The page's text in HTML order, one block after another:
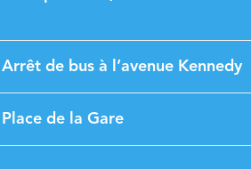
de bus à l’avenue Kennedy
de la Gare